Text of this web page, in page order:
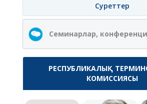
Суреттер
Семинарлар,
РЕСПУБЛИКАЛЫҚ
КОМИССИЯСЫ